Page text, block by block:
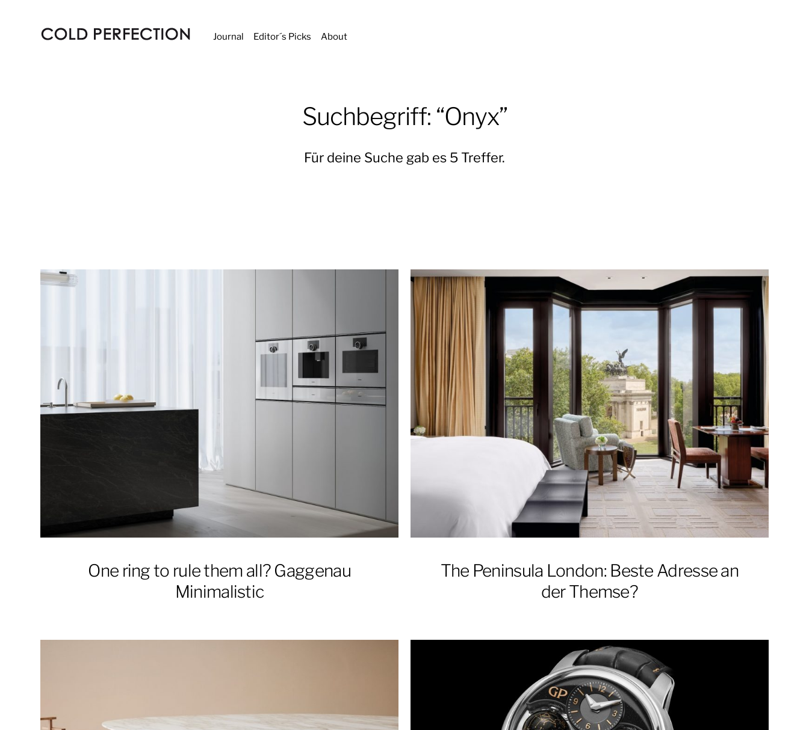
Journal Editor´s Picks About
Suchbegriff: “Onyx”
Für deine Suche gab es 5 Treffer.
One ring to rule them all? Gaggenau
Minimalistic
The Peninsula London: Beste Adresse an
der Themse?